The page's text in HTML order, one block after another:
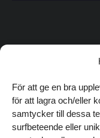
För att ge en bra
för att lagra och/eller
samtycker till dessa
surfbeteende eller